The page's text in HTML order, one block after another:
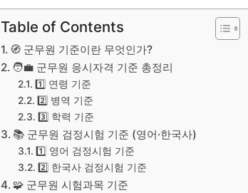
Table of Contents
🧭 군무원 기준이란 무엇인가?
🧑‍💼 군무원 응시자격 기준 총정리
1️⃣ 연령 기준
2️⃣ 병역 기준
3️⃣ 학력 기준
📚 군무원 검정시험 기준 (영어·한국사)
1️⃣ 영어 검정시험 기준
2️⃣ 한국사 검정시험 기준
🧩 군무원 시험과목 기준